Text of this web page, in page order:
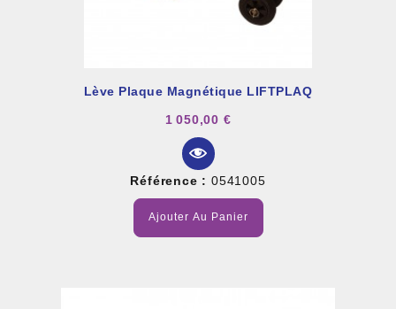
Lève Plaque Magnétique LIFTPLAQ
1 050,00 €
Référence : 0541005
Ajouter Au Panier